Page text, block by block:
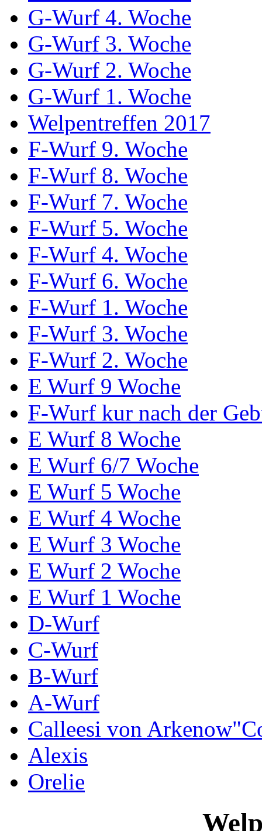
G-Wurf 4. Woche
G-Wurf 3. Woche
G-Wurf 2. Woche
G-Wurf 1. Woche
Welpentreffen 2017
F-Wurf 9. Woche
F-Wurf 8. Woche
F-Wurf 7. Woche
F-Wurf 5. Woche
F-Wurf 4. Woche
F-Wurf 6. Woche
F-Wurf 1. Woche
F-Wurf 3. Woche
F-Wurf 2. Woche
E Wurf 9 Woche
F-Wurf kur nach der
E Wurf 8 Woche
E Wurf 6/7 Woche
E Wurf 5 Woche
E Wurf 4 Woche
E Wurf 3 Woche
E Wurf 2 Woche
E Wurf 1 Woche
D-Wurf
C-Wurf
B-Wurf
A-Wurf
Calleesi von
Alexis
Orelie